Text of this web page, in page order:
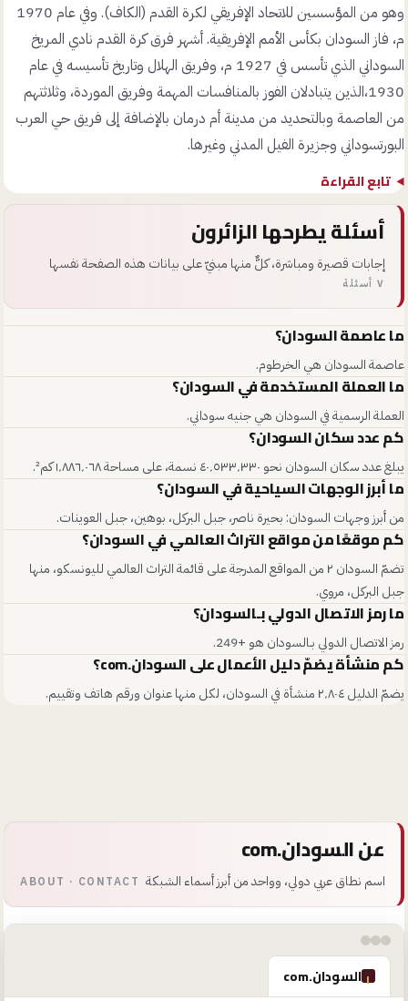
وهو من المؤسسين للاتحاد الإفريقي لكرة القدم (الكاف). وفي عام 1970
م، فاز السودان بكأس الأمم الإفريقية. أشهر فرق كرة القدم نادي المريخ
السوداني الذي تأسس في 1927 م، وفريق الهلال وتاريخ تأسيسه في عام
1930،الذين يتبادلان الفوز بالمنافسات المهمة وفريق الموردة، وثلاثتهم
من العاصمة وبالتحديد من مدينة أم درمان بالإضافة إلى فريق حي العرب
البورتسوداني وجزيرة الفيل المدني وغيرها.
تابع القراءة
أسئلة يطرحها الزائرون
إجابات قصيرة ومباشرة، كلٌّ منها مبنيّ على بيانات هذه الصفحة نفسها
٧ أسئلة
ما عاصمة السودان؟
عاصمة السودان هي الخرطوم.
ما العملة المستخدمة في السودان؟
العملة الرسمية في السودان هي جنيه سوداني.
كم عدد سكان السودان؟
يبلغ عدد سكان السودان نحو ٤٠٬٥٣٣٬٣٣٠ نسمة، على مساحة ١٬٨٨٦٬٠٦٨ كم².
ما أبرز الوجهات السياحية في السودان؟
من أبرز وجهات السودان: بحيرة ناصر، جبل البركل، بوهين، جبل العوينات.
كم موقعًا من مواقع التراث العالمي في السودان؟
تضمّ السودان ٢ من المواقع المدرجة على قائمة التراث العالمي لليونسكو، منها
جبل البركل، مروي.
ما رمز الاتصال الدولي بـالسودان؟
رمز الاتصال الدولي بـالسودان هو +249.
كم منشأة يضمّ دليل الأعمال على السودان.com؟
يضمّ الدليل ٢٬٨٠٤ منشأة في السودان، لكل منها عنوان ورقم هاتف وتقييم.
عن السودان.com
اسم نطاق عربي دولي، وواحد من أبرز أسماء الشبكة ABOUT · CONTACT
ا السودان.com